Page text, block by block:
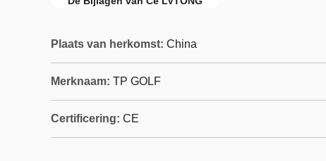
Plaats van herkomst: China
Merknaam: TP GOLF
Certificering: CE